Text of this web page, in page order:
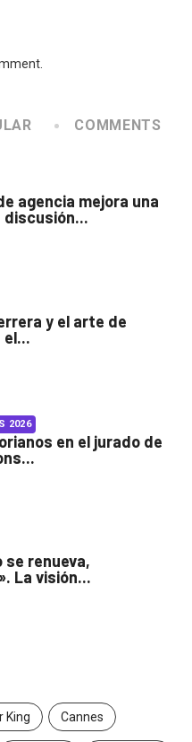
COMMENTS
agencia mejora una
discusión...
y el arte de
2026
en el jurado de
se renueva,
La visión...
King Cannes